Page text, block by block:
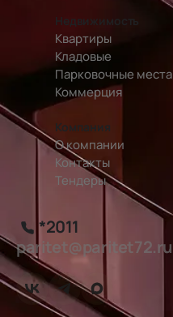
Недвижимость
Квартиры
Кладовые
Парковочные места
Коммерция
Компания
О компании
Контакты
Тендеры
*2011
paritet@paritet72.ru